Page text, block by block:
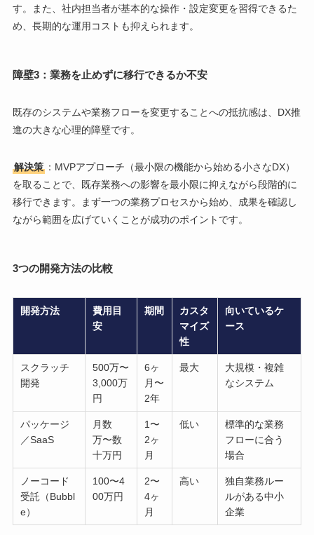
す。また、社内担当者が基本的な操作・設定変更を習得できるた
め、長期的な運用コストも抑えられます。
障壁3：業務を止めずに移行できるか不安
既存のシステムや業務フローを変更することへの抵抗感は、DX推
進の大きな心理的障壁です。
解決策：MVPアプローチ（最小限の機能から始める小さなDX）
を取ることで、既存業務への影響を最小限に抑えながら段階的に
移行できます。まず一つの業務プロセスから始め、成果を確認し
ながら範囲を広げていくことが成功のポイントです。
3つの開発方法の比較
開発方法
費用目
安
期間
カスタ
マイズ
性
向いているケ
ース
スクラッチ
開発
500万〜
3,000万
円
6ヶ
月〜
2年
最大
大規模・複雑
なシステム
パッケージ
／SaaS
月数
万〜数
十万円
1〜
2ヶ
月
低い
標準的な業務
フローに合う
場合
ノーコード
受託（Bubbl
e）
100〜4
00万円
2〜
4ヶ
月
高い
独自業務ルー
ルがある中小
企業